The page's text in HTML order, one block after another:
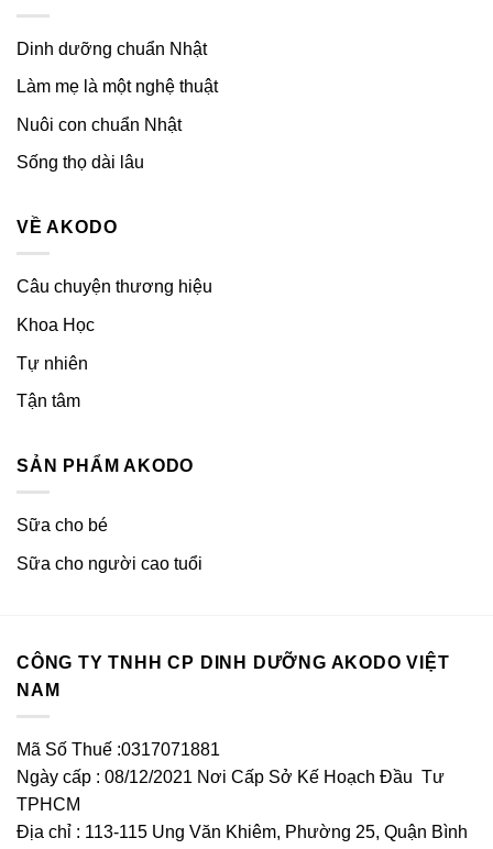
Dinh dưỡng chuẩn Nhật
Làm mẹ là một nghệ thuật
Nuôi con chuẩn Nhật
Sống thọ dài lâu
VỀ AKODO
Câu chuyện thương hiệu
Khoa Học
Tự nhiên
Tận tâm
SẢN PHẨM AKODO
Sữa cho bé
Sữa cho người cao tuổi
CÔNG TY TNHH CP DINH DƯỠNG AKODO VIỆT
NAM
Mã Số Thuế :0317071881
Ngày cấp : 08/12/2021 Nơi Cấp Sở Kế Hoạch Đầu Tư
TPHCM
Địa chỉ : 113-115 Ung Văn Khiêm, Phường 25, Quận Bình